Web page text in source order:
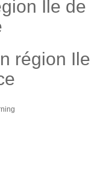
Ile de
région Ile